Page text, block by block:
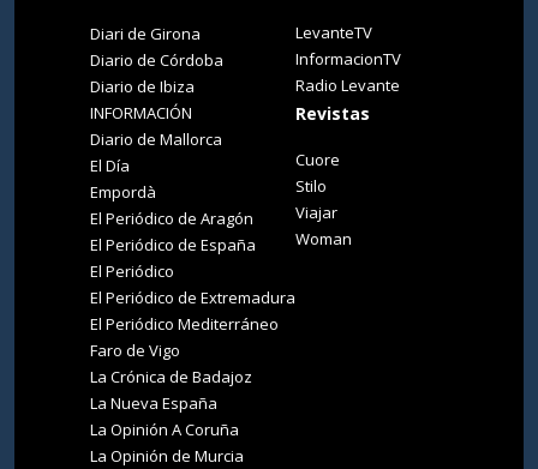
Diari de Girona
Diario de Córdoba
Diario de Ibiza
INFORMACIÓN
Diario de Mallorca
El Día
Empordà
El Periódico de Aragón
El Periódico de España
El Periódico
El Periódico de Extremadura
El Periódico Mediterráneo
Faro de Vigo
La Crónica de Badajoz
La Nueva España
La Opinión A Coruña
La Opinión de Murcia
LevanteTV
InformacionTV
Radio Levante
Revistas
Cuore
Stilo
Viajar
Woman